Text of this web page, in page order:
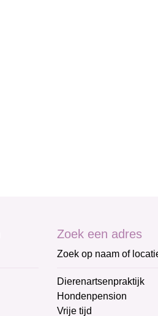
Zoek een adres
Zoek op naam of
Dierenartsenpraktijk
Hondenpension
Vrije tijd